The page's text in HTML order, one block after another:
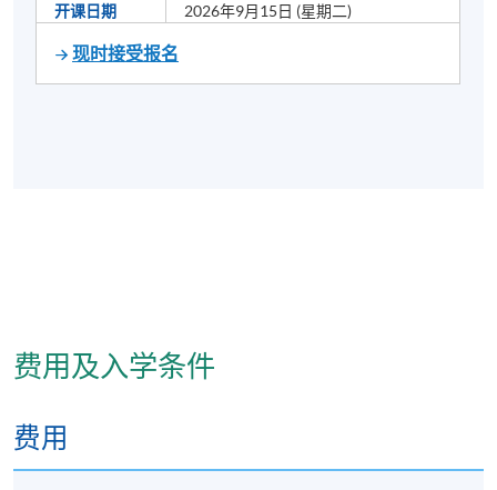
开课日期
2026年9月15日 (星期二)
现时接受报名
费用及入学条件
费用